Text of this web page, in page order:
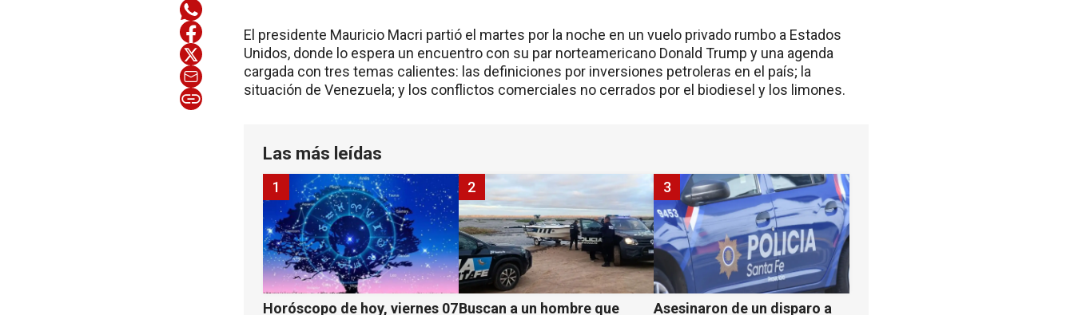
El presidente Mauricio Macri partió el martes por la noche en un vuelo privado rumbo a Estados
Unidos, donde lo espera un encuentro con su par norteamericano Donald Trump y una agenda
cargada con tres temas calientes: las definiciones por inversiones petroleras en el país; la
situación de Venezuela; y los conflictos comerciales no cerrados por el biodiesel y los limones.
Las más leídas
Horóscopo de hoy, viernes 07
1
Buscan a un hombre que
2
Asesinaron de un disparo a
3